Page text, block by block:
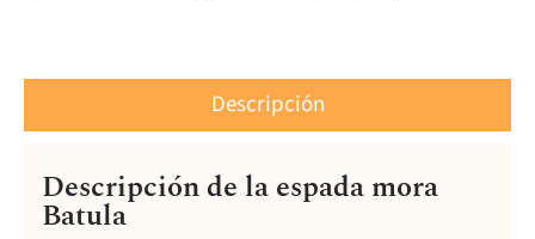
Descripción
Descripción de la espada mora
Batula